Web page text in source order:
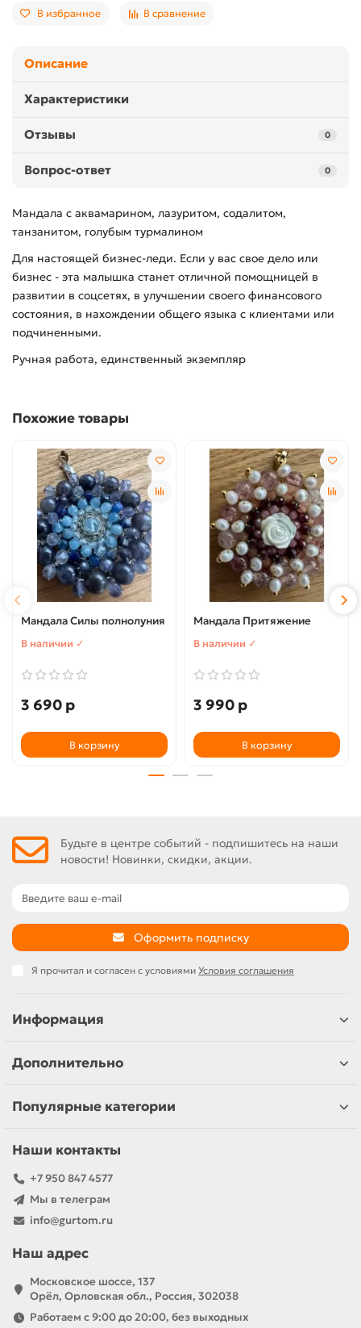
В избранное В сравнение
Описание
Характеристики
Отзывы 0
Вопрос-ответ 0
Мандала с аквамарином, лазуритом, содалитом,
танзанитом, голубым турмалином
Для настоящей бизнес-леди. Если у вас свое дело или
бизнес - эта малышка станет отличной помощницей в
развитии в соцсетях, в улучшении своего финансового
состояния, в нахождении общего языка с клиентами или
подчиненными.
Ручная работа, единственный экземпляр
Похожие товары
Мандала Силы полнолуния
В наличии ✓
3 690 р
В корзину
Мандала Притяжение
В наличии ✓
3 990 р
В корзину
Будьте в центре событий - подпишитесь на наши
новости! Новинки, скидки, акции.
Оформить подписку
Я прочитал и согласен с условиями Условия соглашения
Информация
Дополнительно
Популярные категории
Наши контакты
+7 950 847 4577
Мы в телеграм
info@gurtom.ru
Наш адрес
Московское шоссе, 137
Орёл, Орловская обл., Россия, 302038
Работаем с 9:00 до 20:00, без выходных